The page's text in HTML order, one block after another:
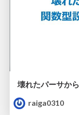
raiga0310